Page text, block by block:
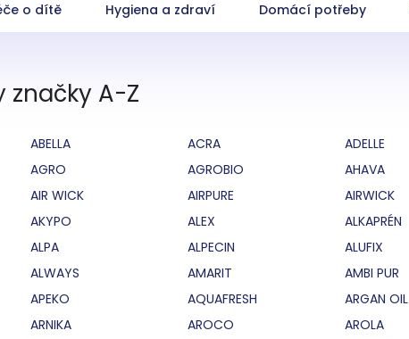
o dítě Hygiena a zdraví Domácí potřeby
značky A-Z
ABELLA ACRA ADELLE
AGRO
AGROBIO AHAVA
AIR WICK
AIRPURE AIRWICK
AKYPO
ALEX ALKAPRÉN
ALPA
ALPECIN ALUFIX
ALWAYS
AMARIT AMBI PUR
APEKO
AQUAFRESH ARGAN OIL
ARNIKA
AROCO AROLA